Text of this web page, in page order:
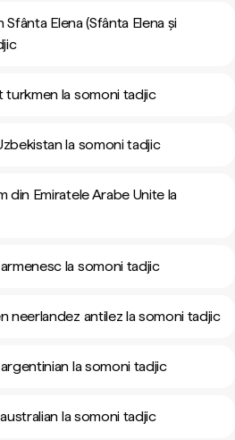
Elena (Sfânta Elena și
turkmen la somoni tadjic
la somoni tadjic
din Emiratele Arabe Unite la
la somoni tadjic
neerlandez antilez la somoni tadjic
la somoni tadjic
la somoni tadjic